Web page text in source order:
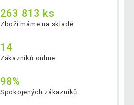
263 813 ks
Zboží máme na skladě
14
Zákazníků online
98%
Spokojených zákazníků